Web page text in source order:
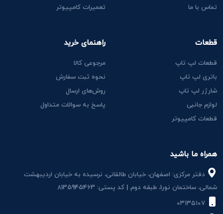
همراه ما باشید
دفتر مرکزی: اصفهان، خیابان طالقانی، نرسیده به خیابان اردیبهشت
شمالی، ساختمان نور1، طبقه دوم | کد پستی: 8135945463
تماس با ما
قطعات
قطعات لپ تاپ
باتری لپ تاپ
شارژر لپ تاپ
لوازم جانبی
قطعات کامپیوتر
تعمیرات کامپیوتر
راهنمای خرید
مرجوعی کالا
نحوه ثبت سفارش
روش‌های ارسال
پاسخ به سوالات متداول